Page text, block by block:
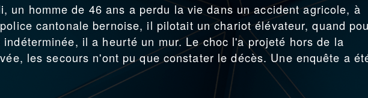
un homme de 46 ans a perdu la vie dans un accident agricole, à
cantonale bernoise, il pilotait un chariot élévateur, quand
indéterminée, il a heurté un mur. Le choc l'a projeté hors de la
les secours n'ont pu que constater le décès. Une enquête a